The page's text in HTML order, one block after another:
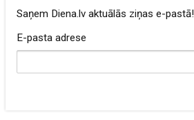
Saņem Diena.lv aktuālās ziņas e-pastā!
E-pasta adrese